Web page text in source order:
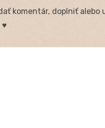
komentár, doplniť
♥